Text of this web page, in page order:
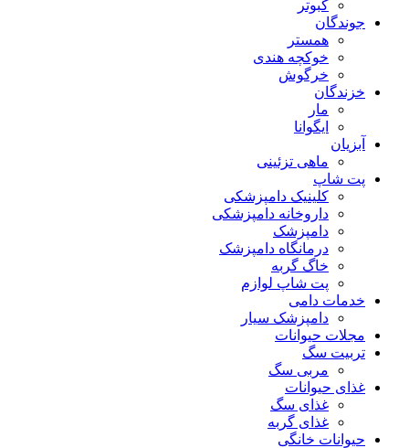
کبوتر
جوندگان
همستر
خوکچه هندی
خرگوش
خزندگان
مار
ایگوانا
آبزیان
ماهی تزئینی
پت شاپ
کلینیک دامپزشکی
داروخانه دامپزشکی
دامپزشک
درمانگاه دامپزشک
خاگ گربه
پت شاپ لوازم
خدمات دامی
دامپزشک سیار
مجلات حیوانات
تربیت سگ
مربی سگ
غذای حیوانات
غذای سگ
غذای گربه
حیوانات خانگی